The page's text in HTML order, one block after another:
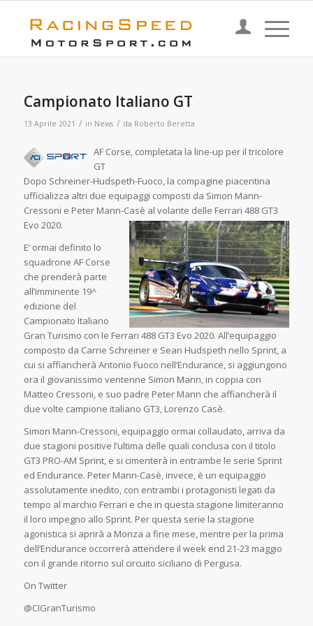
Campionato Italiano GT
13 Aprile 2021 / in News / da Roberto Beretta
AF Corse, completata la line-up per il tricolore
GT
Dopo Schreiner-Hudspeth-Fuoco, la compagine piacentina
ufficializza altri due equipaggi composti da Simon Mann-
Cressoni e Peter Mann-Casè al volante delle Ferrari 488 GT3
Evo 2020.
E’ ormai definito lo
squadrone AF Corse
che prenderà parte
all’imminente 19^
edizione del
Campionato Italiano
Gran Turismo con le Ferrari 488 GT3 Evo 2020. All’equipaggio
composto da Carrie Schreiner e Sean Hudspeth nello Sprint, a
cui si affiancherà Antonio Fuoco nell’Endurance, si aggiungono
ora il giovanissimo ventenne Simon Mann, in coppia con
Matteo Cressoni, e suo padre Peter Mann che affiancherà il
due volte campione italiano GT3, Lorenzo Casè.
Simon Mann-Cressoni, equipaggio ormai collaudato, arriva da
due stagioni positive l’ultima delle quali conclusa con il titolo
GT3 PRO-AM Sprint, e si cimenterà in entrambe le serie Sprint
ed Endurance. Peter Mann-Casè, invece, è un equipaggio
assolutamente inedito, con entrambi i protagonisti legati da
tempo al marchio Ferrari e che in questa stagione limiteranno
il loro impegno allo Sprint. Per questa serie la stagione
agonistica si aprirà a Monza a fine mese, mentre per la prima
dell’Endurance occorrerà attendere il week end 21-23 maggio
con il grande ritorno sul circuito siciliano di Pergusa.
On Twitter
@CIGranTurismo